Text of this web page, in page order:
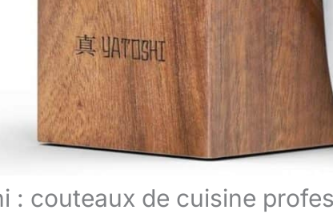
: couteaux de cuisine